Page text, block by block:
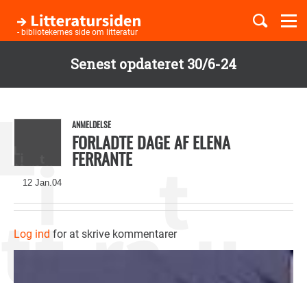
Senest opdateret 30/6-24
hovedindhold
- bibliotekernes side om litteratur
Børnebøger
12 Jan.04
ANMELDELSE
FORLADTE DAGE AF ELENA
FERRANTE
Log ind for at skrive kommentarer